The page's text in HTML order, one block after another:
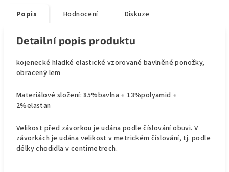
Popis Hodnocení Diskuze
Detailní popis produktu
kojenecké hladké elastické vzorované bavlněné ponožky,
obracený lem
Materiálové složení: 85%bavlna + 13%polyamid +
2%elastan
Velikost před závorkou je udána podle číslování obuvi. V
závorkách je udána velikost v metrickém číslování, tj. podle
délky chodidla v centimetrech.